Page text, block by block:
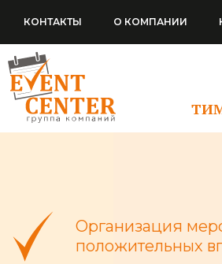
содержимому
КОНТАКТЫ О КОМПАНИИ
Организация
положительных